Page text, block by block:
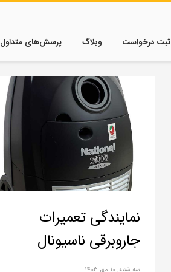
ثبت درخواست وبلاگ پرسش‌های متداول
نمایندگی تعمیرات
جاروبرقی ناسیونال
سه شنبه, ۱۰ مهر ۱۴۰۳